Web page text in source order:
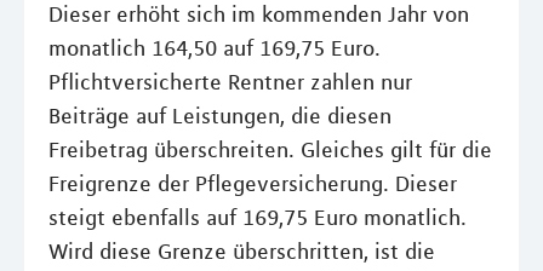
Dieser erhöht sich im kommenden Jahr von
monatlich 164,50 auf 169,75 Euro.
Pflichtversicherte Rentner zahlen nur
Beiträge auf Leistungen, die diesen
Freibetrag überschreiten. Gleiches gilt für die
Freigrenze der Pflegeversicherung. Dieser
steigt ebenfalls auf 169,75 Euro monatlich.
Wird diese Grenze überschritten, ist die